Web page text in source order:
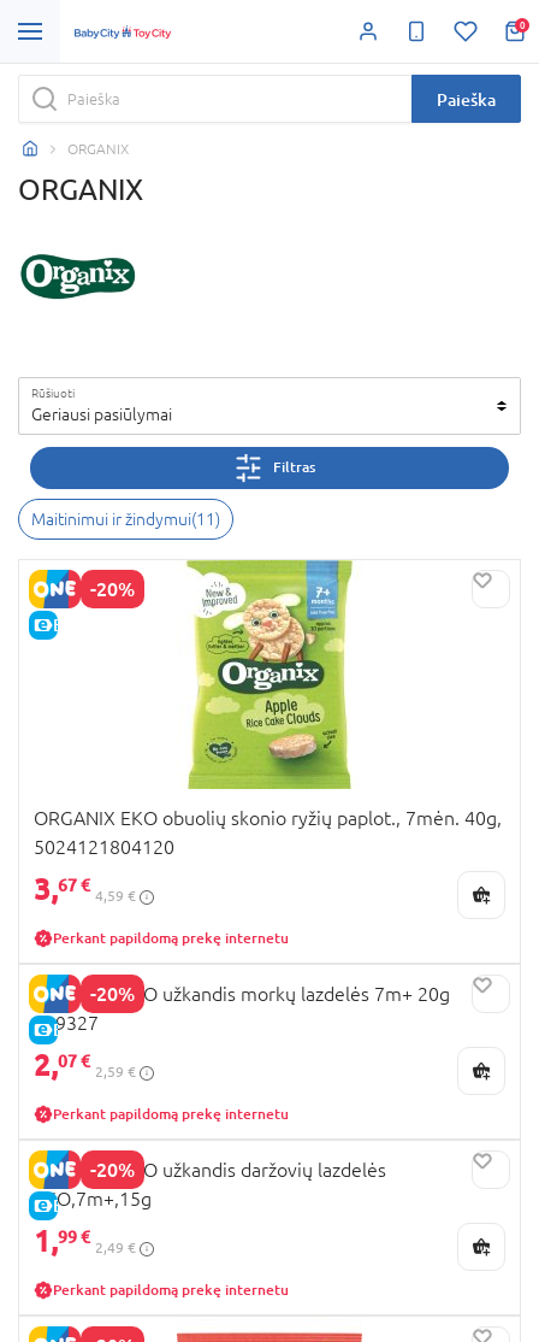
0
Paieška
ORGANIX
ORGANIX
Rūšiuoti
Geriausi pasiūlymai
Filtras
Maitinimui ir žindymui(11)
-20%
E-KAINA
ORGANIX EKO obuolių skonio ryžių paplot., 7mėn. 40g,
5024121804120
3,67 €
4,59 €
Perkant papildomą prekę internetu
-20%
E-KAINA
ORGANIX EKO užkandis morkų lazdelės 7m+ 20g
119327
2,07 €
2,59 €
Perkant papildomą prekę internetu
-20%
E-KAINA
ORGANIX EKO užkandis daržovių lazdelės
EKO,7m+,15g
1,99 €
2,49 €
Perkant papildomą prekę internetu